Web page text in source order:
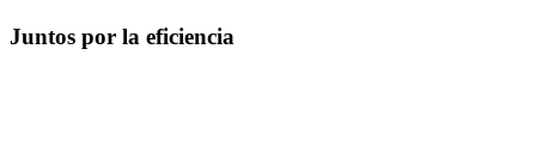
Juntos por la eficiencia